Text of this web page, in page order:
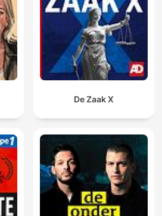
De Zaak X